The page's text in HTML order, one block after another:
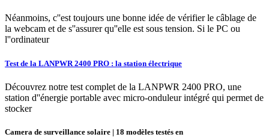
Néanmoins, c''est toujours une bonne idée de vérifier le câblage de
la webcam et de s''assurer qu''elle est sous tension. Si le PC ou
l''ordinateur
Test de la LANPWR 2400 PRO : la station électrique
Découvrez notre test complet de la LANPWR 2400 PRO, une
station d''énergie portable avec micro-onduleur intégré qui permet de
stocker
Camera de surveillance solaire | 18 modèles testés en